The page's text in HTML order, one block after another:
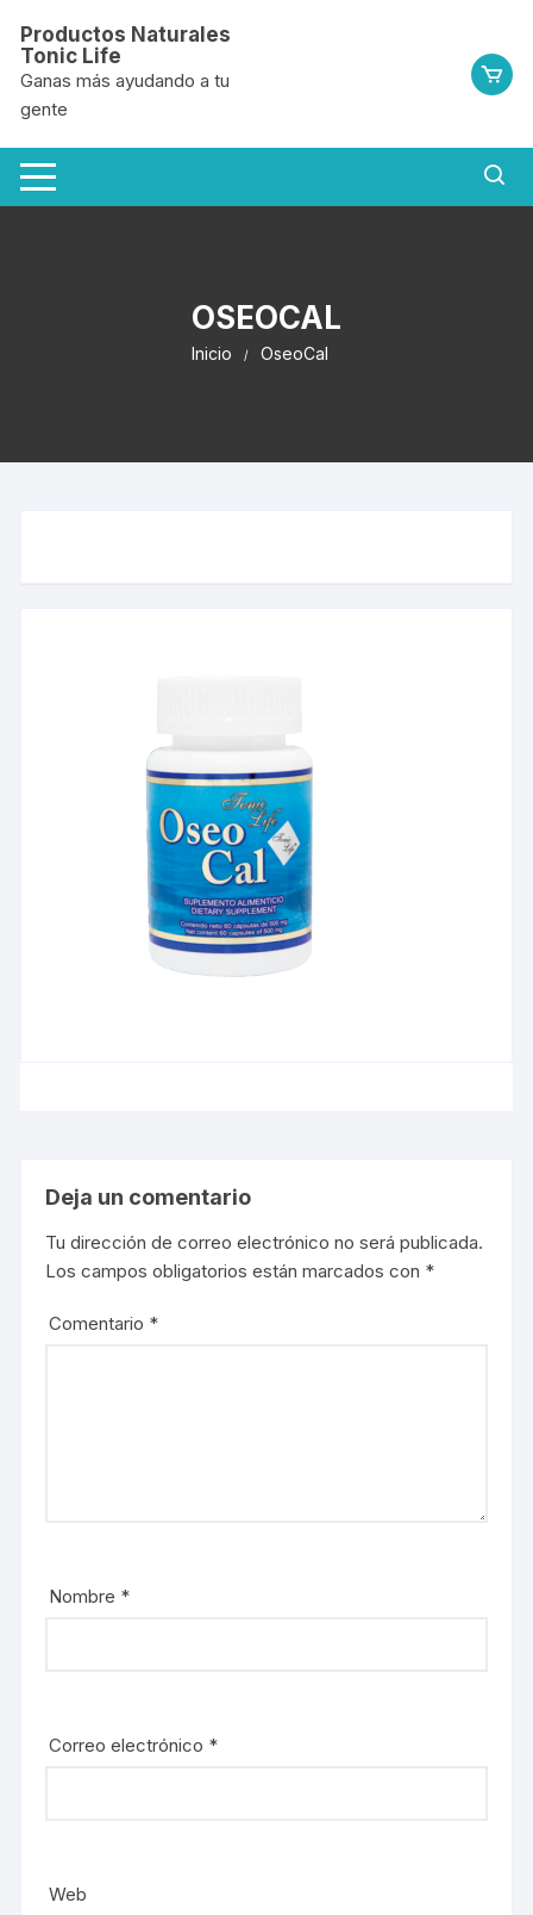
contenido
Productos Naturales
Tonic Life
Ganas más ayudando a tu
gente
OSEOCAL
Inicio OseoCal
Deja un comentario
Tu dirección de correo electrónico no será publicada.
Los campos obligatorios están marcados con *
Comentario *
Nombre *
Correo electrónico *
Web